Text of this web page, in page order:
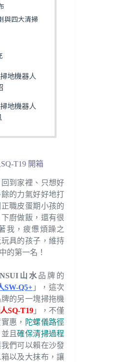
與四大清掃
地機器人
地機器人
T19 開箱
到家裡、只想好
的力氣好好地打
職皮蛋期小孩的
廚做飯，還有很
我，疲憊煩躁之
具的孩子，維持
的第一名！
山水品牌的
SW-Q5+ 」，這次
的另一塊掃拖機
SQ-T19」，不僅
惠， 陀螺儀路徑
並且確保清掃過程
我們可以賴在沙發
以及大抹布，讓